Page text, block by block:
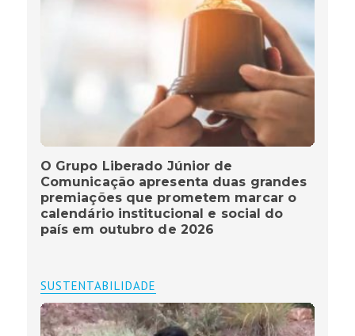
O Grupo Liberado Júnior de
Comunicação apresenta duas grandes
premiações que prometem marcar o
calendário institucional e social do
país em outubro de 2026
SUSTENTABILIDADE